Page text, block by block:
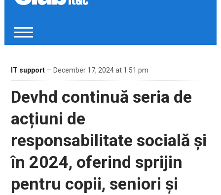
IT support— December 17, 2024 at 1:51 pm
Devhd continuă seria de
acțiuni de
responsabilitate socială și
în 2024, oferind sprijin
pentru copii, seniori și